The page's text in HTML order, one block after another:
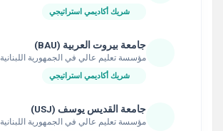
شريك أكاديمي استراتيجي
جامعة بيروت العربية (BAU)
مؤسسة تعليم عالي في الجمهورية اللبنانية
شريك أكاديمي استراتيجي
جامعة القديس يوسف (USJ)
مؤسسة تعليم عالي في الجمهورية اللبنانية